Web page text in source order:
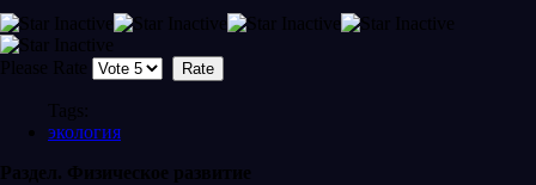
Please Rate
Tags:
экология
Раздел. Физическое развитие